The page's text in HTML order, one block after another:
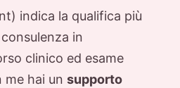
indica la qualifica più
in
clinico ed esame
me hai un supporto